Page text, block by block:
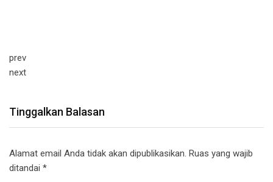
prev
next
Tinggalkan Balasan
Alamat email Anda tidak akan dipublikasikan. Ruas yang wajib
ditandai *